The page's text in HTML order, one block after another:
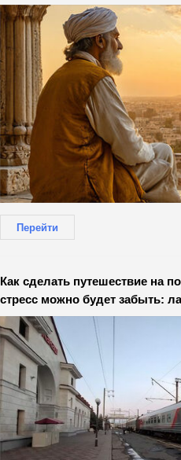
Перейти
Как сделать путешествие на
стресс можно будет забыть: